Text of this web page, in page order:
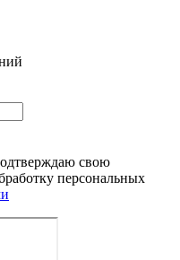
свою
персональных